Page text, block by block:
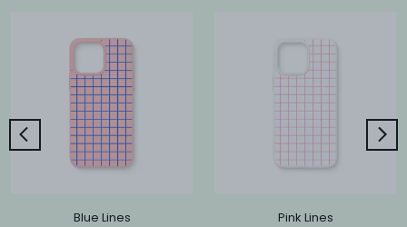
Blue Lines Pink Lines